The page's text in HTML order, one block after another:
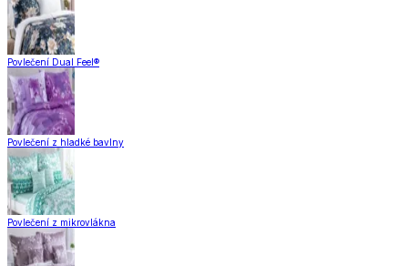
Povlečení Dual Feel®
Povlečení z hladké bavlny
Povlečení z mikrovlákna